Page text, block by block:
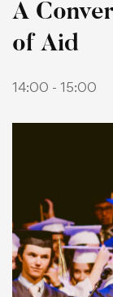
A
of Aid
14:00 - 15:00